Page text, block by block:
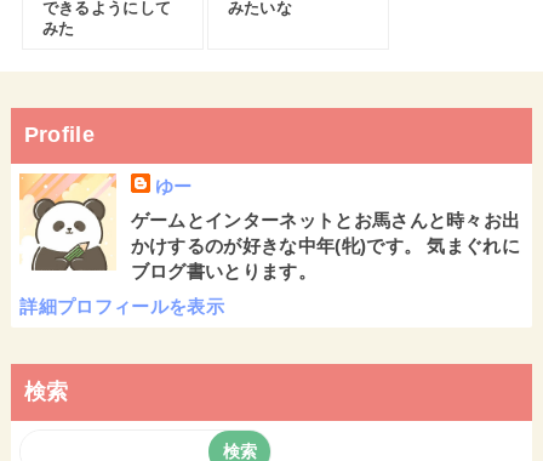
できるようにして
みた
みたいな
Profile
ゆー
ゲームとインターネットとお馬さんと時々お出
かけするのが好きな中年(牝)です。 気まぐれに
ブログ書いとります。
詳細プロフィールを表示
検索